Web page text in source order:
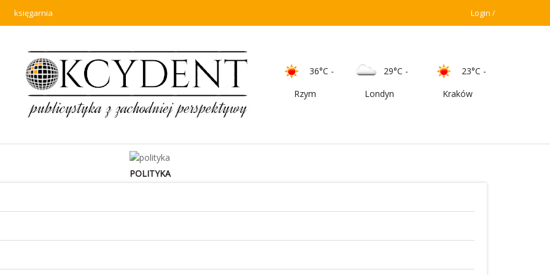
księgarnia Login
36°C -
Rzym
29°C -
Londyn
23°C -
Kraków
POLITYKA